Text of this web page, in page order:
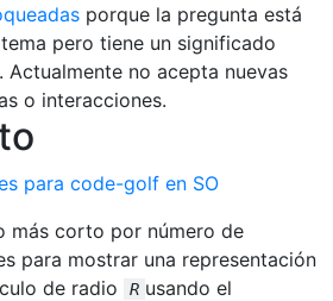
porque la pregunta está
pero tiene un significado
Actualmente no acepta nuevas
o interacciones.
para code-golf en SO
más corto por número de
para mostrar una representación
de radio
R usando el